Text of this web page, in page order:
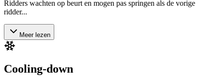
Ridders wachten op beurt en mogen pas springen als de vorige
ridder...
Meer lezen
Cooling-down